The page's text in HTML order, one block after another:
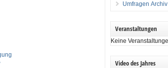
Umfragen Archiv
Veranstaltungen
Keine
Video des Jahres